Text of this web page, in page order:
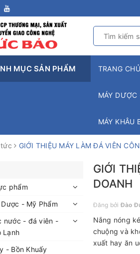
MỤC SẢN PHẨM TRANG CHỦ
MÁY
MÁY KHÂU
GIỚI THIỆU MÁY LÀM ĐÁ VIÊN
GIỚI
DOANH
Đăng bởiĐào
Nắng nóng
chuộng và
xuất hay ăn
phẩm
- Mỹ Phẩm
nước - đá viên -
Lạnh
- Bồn Khuấy